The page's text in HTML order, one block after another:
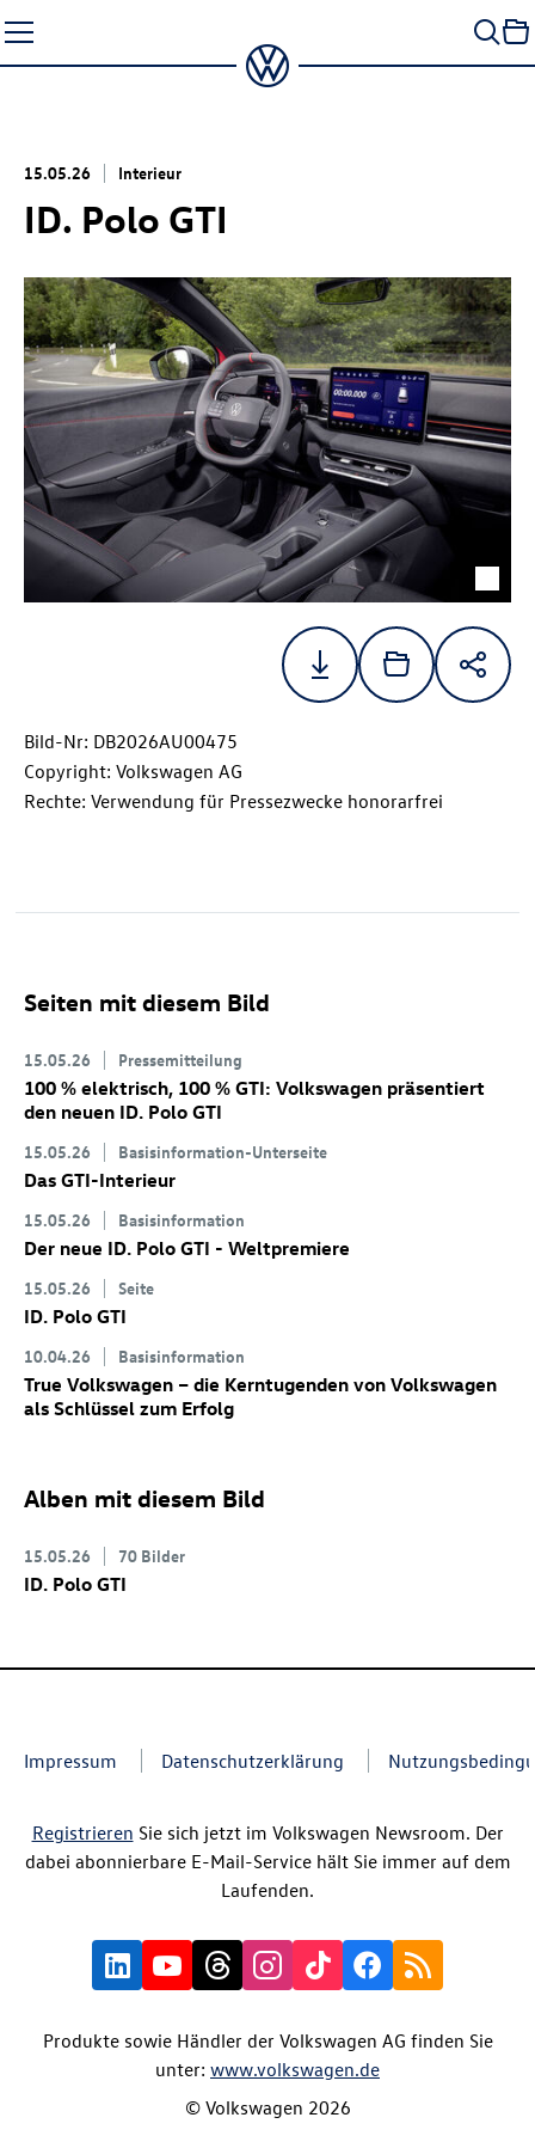
Seiteninhalt
springen
15.05.26 Interieur
ID. Polo GTI
Bild-Nr: DB2026AU00475
Copyright: Volkswagen AG
Rechte: Verwendung für Pressezwecke honorarfrei
Seiten mit diesem Bild
15.05.26 Pressemitteilung
100 % elektrisch, 100 % GTI: Volkswagen präsentiert
den neuen ID. Polo GTI
15.05.26 Basisinformation-Unterseite
Das GTI-Interieur
15.05.26 Basisinformation
Der neue ID. Polo GTI - Weltpremiere
15.05.26 Seite
ID. Polo GTI
10.04.26 Basisinformation
True Volkswagen – die Kerntugenden von Volkswagen
als Schlüssel zum Erfolg
Alben mit diesem Bild
15.05.26 70 Bilder
ID. Polo GTI
Impressum Datenschutzerklärung
Registrieren Sie sich jetzt im Volkswagen Newsroom. Der
dabei abonnierbare E-Mail-Service hält Sie immer auf dem
Laufenden.
Produkte sowie Händler der Volkswagen AG finden Sie
unter: www.volkswagen.de
© Volkswagen 2026